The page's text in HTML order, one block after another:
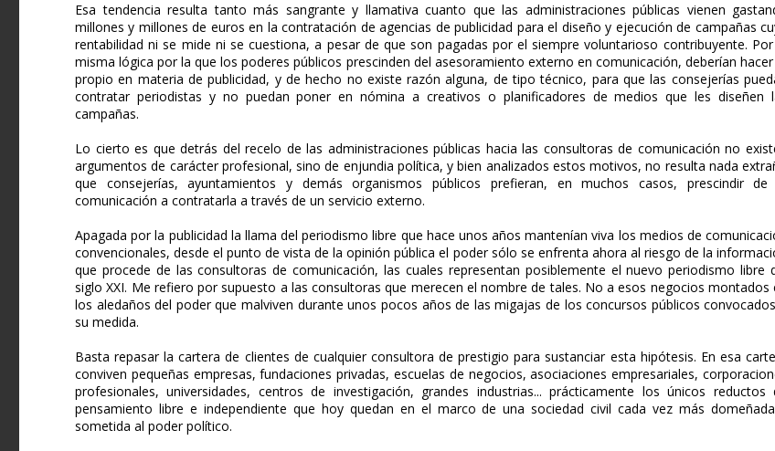
Esa tendencia resulta tanto más sangrante y llamativa cuanto que las administraciones públicas vienen
millones y millones de euros en la contratación de agencias de publicidad para el diseño y ejecución de campañas
rentabilidad ni se mide ni se cuestiona, a pesar de que son pagadas por el siempre voluntarioso contribuyente.
misma lógica por la que los poderes públicos prescinden del asesoramiento externo en comunicación, deberían
propio en materia de publicidad, y de hecho no existe razón alguna, de tipo técnico, para que las consejerías
contratar periodistas y no puedan poner en nómina a creativos o planificadores de medios que les diseñen
campañas.
Lo cierto es que detrás del recelo de las administraciones públicas hacia las consultoras de comunicación no
argumentos de carácter profesional, sino de enjundia política, y bien analizados estos motivos, no resulta nada
que consejerías, ayuntamientos y demás organismos públicos prefieran, en muchos casos, prescindir de
comunicación a contratarla a través de un servicio externo.
Apagada por la publicidad la llama del periodismo libre que hace unos años mantenían viva los medios de
convencionales, desde el punto de vista de la opinión pública el poder sólo se enfrenta ahora al riesgo de la
que procede de las consultoras de comunicación, las cuales representan posiblemente el nuevo periodismo libre
siglo XXI. Me refiero por supuesto a las consultoras que merecen el nombre de tales. No a esos negocios montados
los aledaños del poder que malviven durante unos pocos años de las migajas de los concursos públicos
su medida.
Basta repasar la cartera de clientes de cualquier consultora de prestigio para sustanciar esta hipótesis. En esa
conviven pequeñas empresas, fundaciones privadas, escuelas de negocios, asociaciones empresariales,
profesionales, universidades, centros de investigación, grandes industrias... prácticamente los únicos reductos
pensamiento libre e independiente que hoy quedan en el marco de una sociedad civil cada vez más
sometida al poder político.